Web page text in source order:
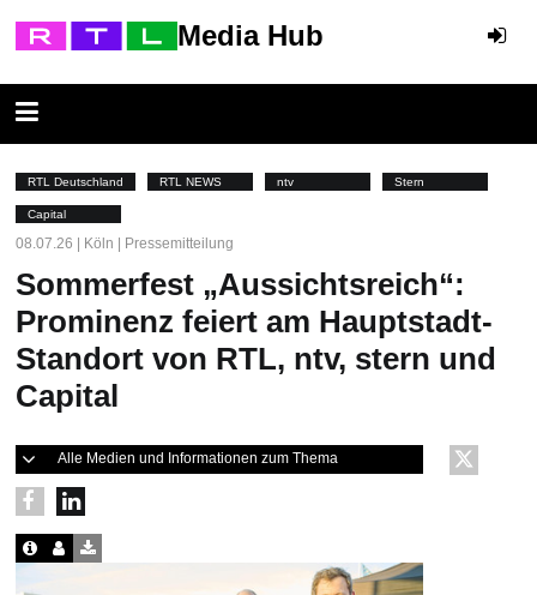
Media Hub
RTL Deutschland RTL NEWS ntv Stern
Capital
08.07.26 | Köln | Pressemitteilung
Sommerfest „Aussichtsreich“:
Prominenz feiert am Hauptstadt-
Standort von RTL, ntv, stern und
Capital
Alle Medien und Informationen zum Thema